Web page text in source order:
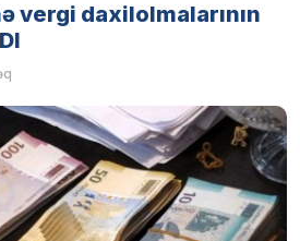
vergi daxilolmalarının